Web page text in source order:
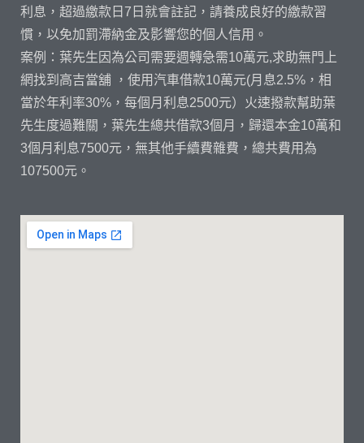
利息，超過繳款日7日就會註記，請養成良好的繳款習
慣，以免加罰滯納金及影響您的個人信用。
案例：葉先生因為公司需要週轉急需10萬元,求助無門上
網找到高吉當舖 ，使用汽車借款10萬元(月息2.5%，相
當於年利率30%，每個月利息2500元）火速撥款幫助葉
先生度過難關，葉先生總共借款3個月，歸還本金10萬和
3個月利息7500元，無其他手續費雜費，總共費用為
107500元。